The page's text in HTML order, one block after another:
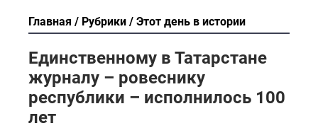
Главная Рубрики Этот день в истории
Единственному в Татарстане
журналу – ровеснику
республики – исполнилось 100
лет